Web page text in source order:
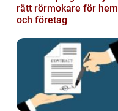
rätt rörmokare för hem
och företag